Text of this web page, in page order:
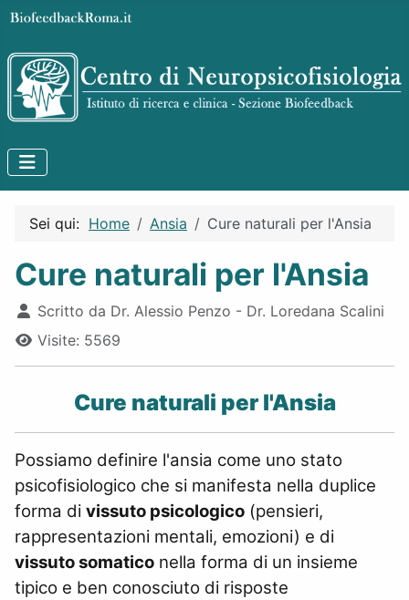
Sei qui: Home Ansia Cure naturali per l'Ansia
Cure naturali per l'Ansia
Dettagli
Scritto da Dr. Alessio Penzo - Dr. Loredana Scalini
Visite: 5569
Cure naturali per l'Ansia
Possiamo definire l'ansia come uno stato
psicofisiologico che si manifesta nella duplice
forma di vissuto psicologico (pensieri,
rappresentazioni mentali, emozioni) e di
vissuto somatico nella forma di un insieme
tipico e ben conosciuto di risposte